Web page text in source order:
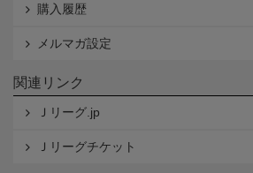
購入履歴
メルマガ設定
関連リンク
Ｊリーグ.jp
Ｊリーグチケット